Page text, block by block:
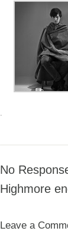
No
Highmore
Leave a